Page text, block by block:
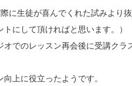
に生徒が喜んでくれた試みより
にして頂ければと思います。）
オでのレッスン再会後に受講クラ
上に役立ったようです。